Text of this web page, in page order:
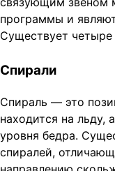
программы и
Существует
Спирали
Спираль — это
находится на льду,
уровня бедра.
спиралей,